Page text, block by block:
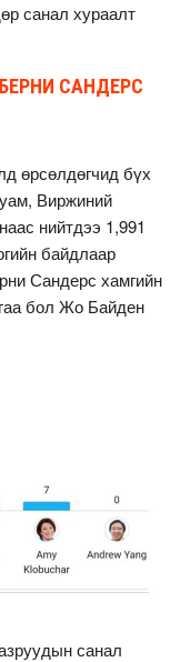
санал хураалт
САНДЕРС
өрсөлдөгчид бүх
Виржиний
нийтдээ 1,991
байдлаар
Сандерс хамгийн
бол Жо Байден
санал